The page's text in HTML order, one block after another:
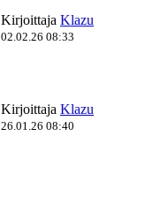
Kirjoittaja Klazu
02.02.26 08:33
Kirjoittaja Klazu
26.01.26 08:40